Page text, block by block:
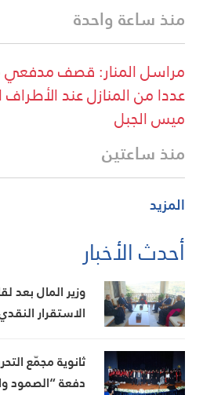
منذ ساعة واحدة
مراسل المنار: قصف
عددا من المنازل عند الأطراف
ميس الجبل
منذ ساعتين
المزيد
أحدث الأخبار
وزير المال بعد
الاستقرار
ثانوية مجمّع
دفعة “الصمود